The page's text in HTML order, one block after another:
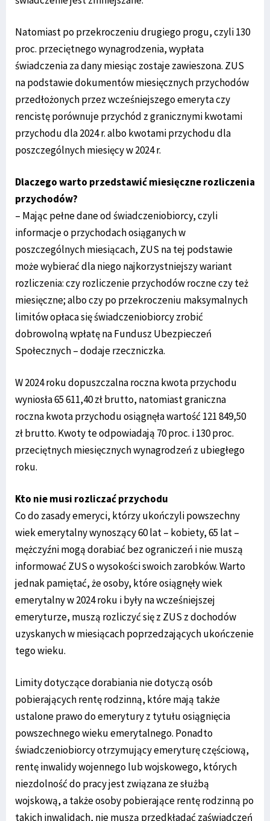
Natomiast po przekroczeniu drugiego progu, czyli 130
proc. przeciętnego wynagrodzenia, wypłata
świadczenia za dany miesiąc zostaje zawieszona. ZUS
na podstawie dokumentów miesięcznych przychodów
przedłożonych przez wcześniejszego emeryta czy
rencistę porównuje przychód z granicznymi kwotami
przychodu dla 2024 r. albo kwotami przychodu dla
poszczególnych miesięcy w 2024 r.
Dlaczego warto przedstawić miesięczne rozliczenia
przychodów?
– Mając pełne dane od świadczeniobiorcy, czyli
informacje o przychodach osiąganych w
poszczególnych miesiącach, ZUS na tej podstawie
może wybierać dla niego najkorzystniejszy wariant
rozliczenia: czy rozliczenie przychodów roczne czy też
miesięczne; albo czy po przekroczeniu maksymalnych
limitów opłaca się świadczeniobiorcy zrobić
dobrowolną wpłatę na Fundusz Ubezpieczeń
Społecznych – dodaje rzeczniczka.
W 2024 roku dopuszczalna roczna kwota przychodu
wyniosła 65 611,40 zł brutto, natomiast graniczna
roczna kwota przychodu osiągnęła wartość 121 849,50
zł brutto. Kwoty te odpowiadają 70 proc. i 130 proc.
przeciętnych miesięcznych wynagrodzeń z ubiegłego
roku.
Kto nie musi rozliczać przychodu
Co do zasady emeryci, którzy ukończyli powszechny
wiek emerytalny wynoszący 60 lat – kobiety, 65 lat –
mężczyźni mogą dorabiać bez ograniczeń i nie muszą
informować ZUS o wysokości swoich zarobków. Warto
jednak pamiętać, że osoby, które osiągnęły wiek
emerytalny w 2024 roku i były na wcześniejszej
emeryturze, muszą rozliczyć się z ZUS z dochodów
uzyskanych w miesiącach poprzedzających ukończenie
tego wieku.
Limity dotyczące dorabiania nie dotyczą osób
pobierających rentę rodzinną, które mają także
ustalone prawo do emerytury z tytułu osiągnięcia
powszechnego wieku emerytalnego. Ponadto
świadczeniobiorcy otrzymujący emeryturę częściową,
rentę inwalidy wojennego lub wojskowego, których
niezdolność do pracy jest związana ze służbą
wojskową, a także osoby pobierające rentę rodzinną po
takich inwalidach, nie muszą przedkładać zaświadczeń